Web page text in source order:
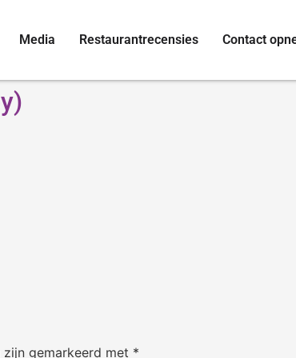
Media Restaurantrecensies Contact
gemarkeerd met *